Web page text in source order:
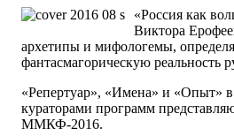
«Россия как
Виктора
архетипы и мифологемы,
фантасмагорическую реальность
«Репертуар», «Имена» и «Опыт» в
кураторами программ
ММКФ-2016.